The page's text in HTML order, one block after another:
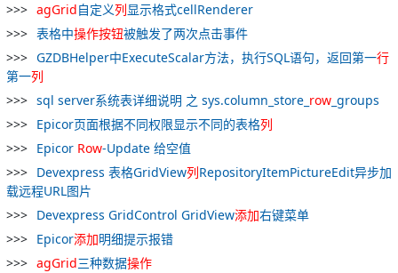
agGrid自定义列显示格式cellRenderer
表格中操作按钮被触发了两次点击事件
GZDBHelper中ExecuteScalar方法，执行SQL语句，返回第一行
第一列
sql server系统表详细说明 之 sys.column_store_ row _groups
Epicor页面根据不同权限显示不同的表格列
Epicor Row-Update 给空值
Devexpress 表格GridView列RepositoryItemPictureEdit异步加
载远程URL图片
Devexpress GridControl GridView添加右键菜单
Epicor添加明细提示报错
agGrid三种数据操作